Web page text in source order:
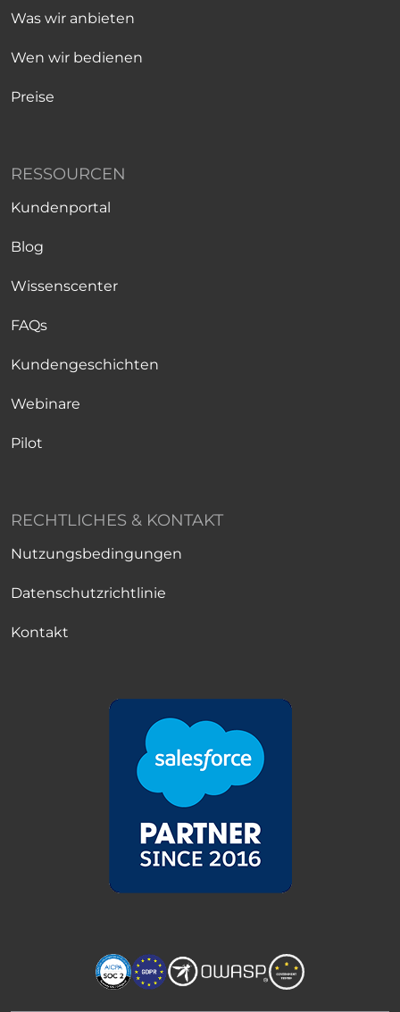
Was wir anbieten
Wen wir bedienen
Preise
RESSOURCEN
Kundenportal
Blog
Wissenscenter
FAQs
Kundengeschichten
Webinare
Pilot
RECHTLICHES & KONTAKT
Nutzungsbedingungen
Datenschutzrichtlinie
Kontakt